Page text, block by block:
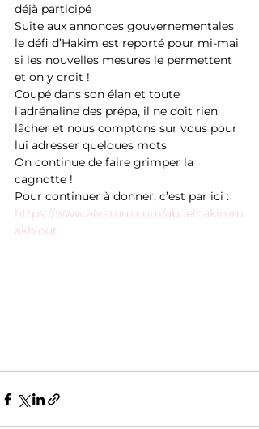
déjà participé
Suite aux annonces gouvernementales
le défi d’Hakim est reporté pour mi-mai
si les nouvelles mesures le permettent
et on y croit !
Coupé dans son élan et toute
l’adrénaline des prépa, il ne doit rien
lâcher et nous comptons sur vous pour
lui adresser quelques mots
On continue de faire grimper la
cagnotte !
Pour continuer à donner, c’est par ici :
https://www.alvarum.com/abdelhakimm
akhlout